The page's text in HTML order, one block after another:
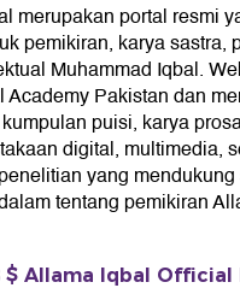
merupakan portal resmi
pemikiran, karya sastra,
Muhammad Iqbal.
Pakistan dan
puisi, karya
digital, multimedia,
yang
tentang pemikiran
$ Allama Iqbal Official